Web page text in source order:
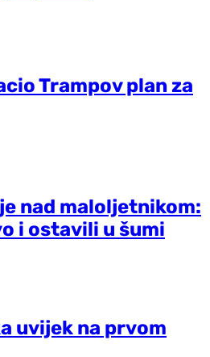
Trampov plan za
nad maloljetnikom:
i ostavili u šumi
uvijek na prvom